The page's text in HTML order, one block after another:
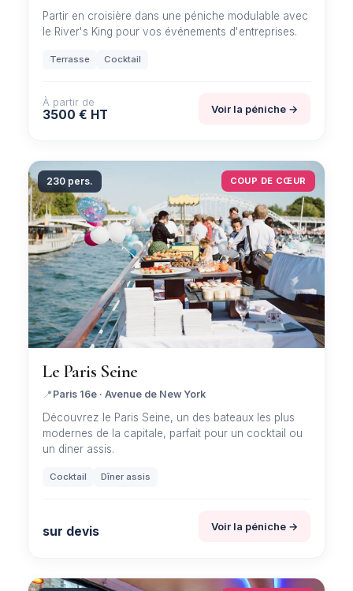
Partir en croisière dans une péniche modulable avec
le River's King pour vos événements d'entreprises.
Terrasse Cocktail
À partir de
3500 € HT Voir la péniche →
230 pers. COUP DE CŒUR
Le Paris Seine
📍 Paris 16e · Avenue de New York
Découvrez le Paris Seine, un des bateaux les plus
modernes de la capitale, parfait pour un cocktail ou
un diner assis.
Cocktail Dîner assis
sur devis Voir la péniche →